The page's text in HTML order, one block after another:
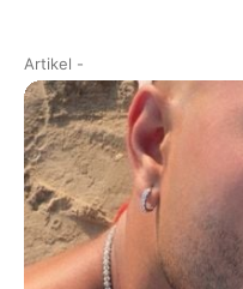
Artikel -